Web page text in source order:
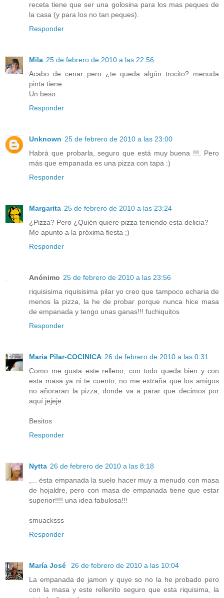
receta tiene que ser una golosina para los mas peques de
la casa (y para los no tan peques).
Responder
Mila 25 de febrero de 2010 a las 22:56
Acabo de cenar pero ¿te queda algún trocito? menuda
pinta tiene.
Un beso.
Responder
Unknown 25 de febrero de 2010 a las 23:00
Habrá que probarla, seguro que está muy buena !!!. Pero
más que empanada es una pizza con tapa :)
Responder
Margarita 25 de febrero de 2010 a las 23:24
¿Pizza? Pero ¿Quién quiere pizza teniendo esta delicia?
Me apunto a la próxima fiesta ;)
Responder
Anónimo 25 de febrero de 2010 a las 23:56
riquisisima riquisisima pilar yo creo que tampoco echaria de
menos la pizza, la he de probar porque nunca hice masa
de empanada y tengo unas ganas!!! fuchiquitos
Responder
Maria Pilar-COCINICA 26 de febrero de 2010 a las 0:31
Como me gusta este relleno, con todo queda bien y con
esta masa ya ni te cuento, no me extraña que los amigos
no añoraran la pizza, donde va a parar que decimos por
aquí jejeje.
Besitos
Responder
Nytta 26 de febrero de 2010 a las 8:18
,... ésta empanada la suelo hacer muy a menudo con masa
de hojaldre, pero con masa de empanada tiene que estar
superior!!!! una idea fabulosa!!!
smuacksss
Responder
María José
26 de febrero de 2010 a las 10:04
La empanada de jamon y quye so no la he probado pero
con la masa y este rellenito seguro que esta riquisima, la